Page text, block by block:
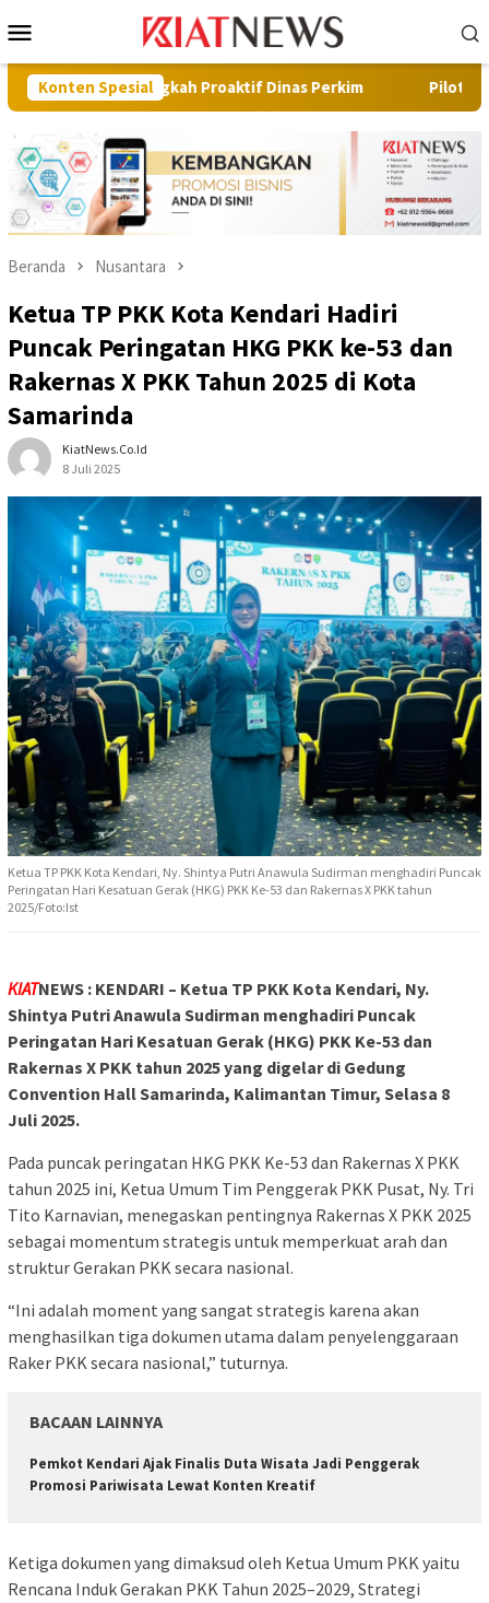
ke
Mobile
Konten Spesial
Proaktif Dinas Perkim Pilot Project,
Beranda Nusantara
Ketua TP PKK Kota Kendari Hadiri
Puncak Peringatan HKG PKK ke-53 dan
Rakernas X PKK Tahun 2025 di Kota
Samarinda
KiatNews.co.id
8 Juli 2025
Ketua TP PKK Kota Kendari, Ny. Shintya Putri Anawula Sudirman menghadiri Puncak
Peringatan Hari Kesatuan Gerak (HKG) PKK Ke-53 dan Rakernas X PKK tahun
2025/Foto:Ist
KIATNEWS : KENDARI – Ketua TP PKK Kota Kendari, Ny.
Shintya Putri Anawula Sudirman menghadiri Puncak
Peringatan Hari Kesatuan Gerak (HKG) PKK Ke-53 dan
Rakernas X PKK tahun 2025 yang digelar di Gedung
Convention Hall Samarinda, Kalimantan Timur, Selasa 8
Juli 2025.
Pada puncak peringatan HKG PKK Ke-53 dan Rakernas X PKK
tahun 2025 ini, Ketua Umum Tim Penggerak PKK Pusat, Ny. Tri
Tito Karnavian, menegaskan pentingnya Rakernas X PKK 2025
sebagai momentum strategis untuk memperkuat arah dan
struktur Gerakan PKK secara nasional.
“Ini adalah moment yang sangat strategis karena akan
menghasilkan tiga dokumen utama dalam penyelenggaraan
Raker PKK secara nasional,” tuturnya.
BACAAN LAINNYA
Pemkot Kendari Ajak Finalis Duta Wisata Jadi Penggerak
Promosi Pariwisata Lewat Konten Kreatif
Ketiga dokumen yang dimaksud oleh Ketua Umum PKK yaitu
Rencana Induk Gerakan PKK Tahun 2025–2029, Strategi